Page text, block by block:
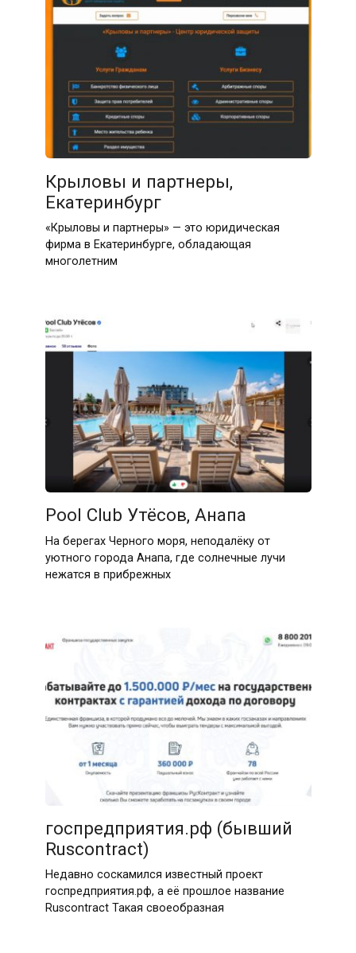
Крыловы и партнеры,
Екатеринбург
«Крыловы и партнеры» — это юридическая
фирма в Екатеринбурге, обладающая
многолетним
Pool Club Утёсов, Анапа
На берегах Черного моря, неподалёку от
уютного города Анапа, где солнечные лучи
нежатся в прибрежных
госпредприятия.рф (бывший
Ruscontract)
Недавно соскамился известный проект
госпредприятия.рф, а её прошлое название
Ruscontract Такая своеобразная